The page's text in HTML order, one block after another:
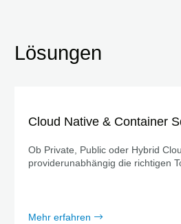
Lösungen
Cloud Native & Container
Ob Private, Public oder Hybrid
providerunabhängig die richtigen
Mehr erfahren